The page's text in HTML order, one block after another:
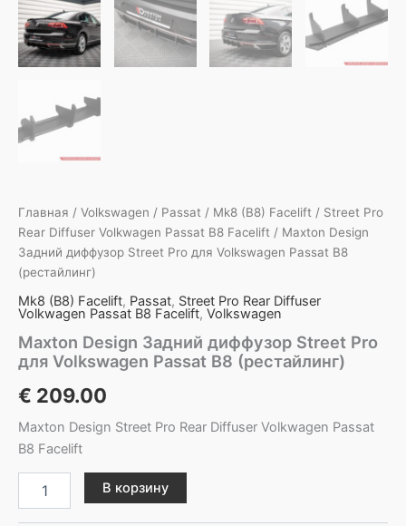
Главная / Volkswagen / Passat / Mk8 (B8) Facelift / Street Pro
Rear Diffuser Volkwagen Passat B8 Facelift / Maxton Design
Задний диффузор Street Pro для Volkswagen Passat B8
(рестайлинг)
Mk8 (B8) Facelift, Passat, Street Pro Rear Diffuser
Volkwagen Passat B8 Facelift, Volkswagen
Maxton Design Задний диффузор Street Pro
для Volkswagen Passat B8 (рестайлинг)
€ 209.00
Maxton Design Street Pro Rear Diffuser Volkwagen Passat
B8 Facelift
товара
В корзину